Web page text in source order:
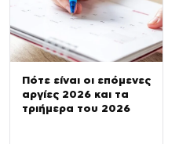
Πότε είναι οι επόμενες
αργίες 2026 και τα
τριήμερα του 2026